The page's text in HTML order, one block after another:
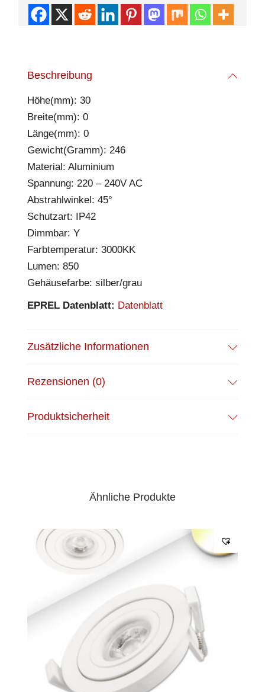
Beschreibung
Höhe(mm): 30
Breite(mm): 0
Länge(mm): 0
Gewicht(Gramm): 246
Material: Aluminium
Spannung: 220 – 240V AC
Abstrahlwinkel: 45°
Schutzart: IP42
Dimmbar: Y
Farbtemperatur: 3000KK
Lumen: 850
Gehäusefarbe: silber/grau
EPREL Datenblatt: Datenblatt
Zusätzliche Informationen
Rezensionen (0)
Produktsicherheit
Ähnliche Produkte